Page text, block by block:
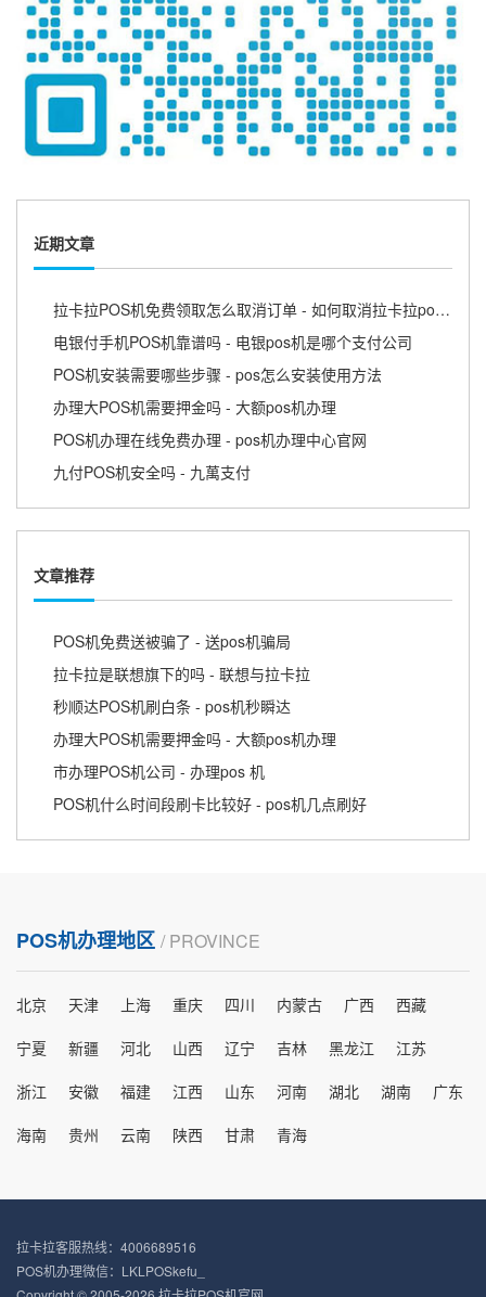
近期文章
拉卡拉POS机免费领取怎么取消订单 - 如何取消拉卡拉pos机
电银付手机POS机靠谱吗 - 电银pos机是哪个支付公司
POS机安装需要哪些步骤 - pos怎么安装使用方法
办理大POS机需要押金吗 - 大额pos机办理
POS机办理在线免费办理 - pos机办理中心官网
九付POS机安全吗 - 九萬支付
文章推荐
POS机免费送被骗了 - 送pos机骗局
拉卡拉是联想旗下的吗 - 联想与拉卡拉
秒顺达POS机刷白条 - pos机秒瞬达
办理大POS机需要押金吗 - 大额pos机办理
市办理POS机公司 - 办理pos 机
POS机什么时间段刷卡比较好 - pos机几点刷好
POS机办理地区 / PROVINCE
北京 天津 上海 重庆 四川 内蒙古 广西
西藏
宁夏
新疆 河北 山西 辽宁 吉林 黑龙江
江苏
浙江
安徽 福建 江西 山东 河南 湖北 湖南
广东
海南
贵州 云南 陕西 甘肃 青海
拉卡拉客服热线：4006689516
POS机办理微信：LKLPOSkefu_